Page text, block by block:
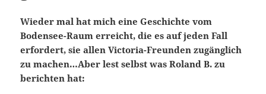
Wieder mal hat mich eine Geschichte vom
Bodensee-Raum erreicht, die es auf jeden Fall
erfordert, sie allen Victoria-Freunden zugänglich
zu machen…Aber lest selbst was Roland B. zu
berichten hat: